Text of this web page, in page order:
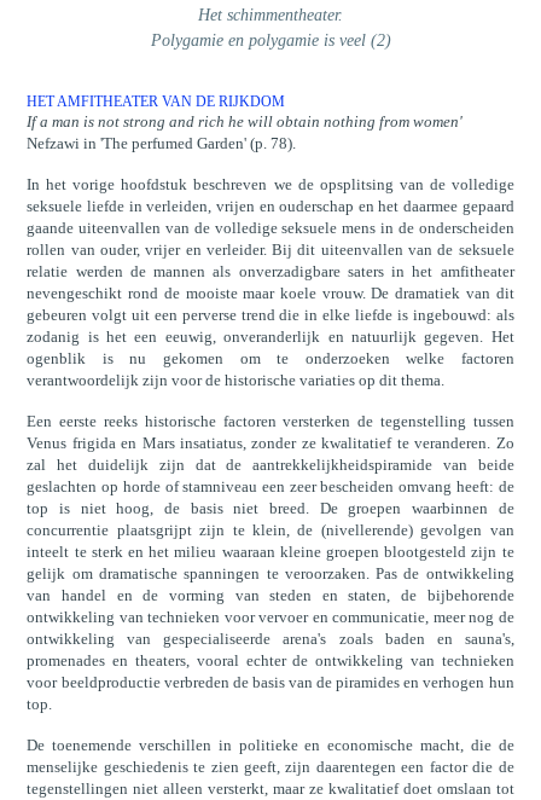
Het schimmentheater.
Polygamie en polygamie is veel (2)
HET AMFITHEATER VAN DE RIJKDOM
If a man is not strong and rich he will obtain nothing from women'
Nefzawi in 'The perfumed Garden' (p. 78).
In het vorige hoofdstuk beschreven we de opsplitsing van de volledige
seksuele liefde in verleiden, vrijen en ouderschap en het daarmee gepaard
gaande uiteenvallen van de volledige seksuele mens in de onderscheiden
rollen van ouder, vrijer en verleider. Bij dit uiteenvallen van de seksuele
relatie werden de mannen als onverzadigbare saters in het amfitheater
nevengeschikt rond de mooiste maar koele vrouw. De dramatiek van dit
gebeuren volgt uit een perverse trend die in elke liefde is ingebouwd: als
zodanig is het een eeuwig, onveranderlijk en natuurlijk gegeven. Het
ogenblik is nu gekomen om te onderzoeken welke factoren
verantwoordelijk zijn voor de historische variaties op dit thema.
Een eerste reeks historische factoren versterken de tegenstelling tussen
Venus frigida en Mars insatiatus, zonder ze kwalitatief te veranderen. Zo
zal het duidelijk zijn dat de aantrekkelijkheidspiramide van beide
geslachten op horde of stamniveau een zeer bescheiden omvang heeft: de
top is niet hoog, de basis niet breed. De groepen waarbinnen de
concurrentie plaatsgrijpt zijn te klein, de (nivellerende) gevolgen van
inteelt te sterk en het milieu waaraan kleine groepen blootgesteld zijn te
gelijk om dramatische spanningen te veroorzaken. Pas de ontwikkeling
van handel en de vorming van steden en staten, de bijbehorende
ontwikkeling van technieken voor vervoer en communicatie, meer nog de
ontwikkeling van gespecialiseerde arena's zoals baden en sauna's,
promenades en theaters, vooral echter de ontwikkeling van technieken
voor beeldproductie verbreden de basis van de piramides en verhogen hun
top.
De toenemende verschillen in politieke en economische macht, die de
menselijke geschiedenis te zien geeft, zijn daarentegen een factor die de
tegenstellingen niet alleen versterkt, maar ze kwalitatief doet omslaan tot